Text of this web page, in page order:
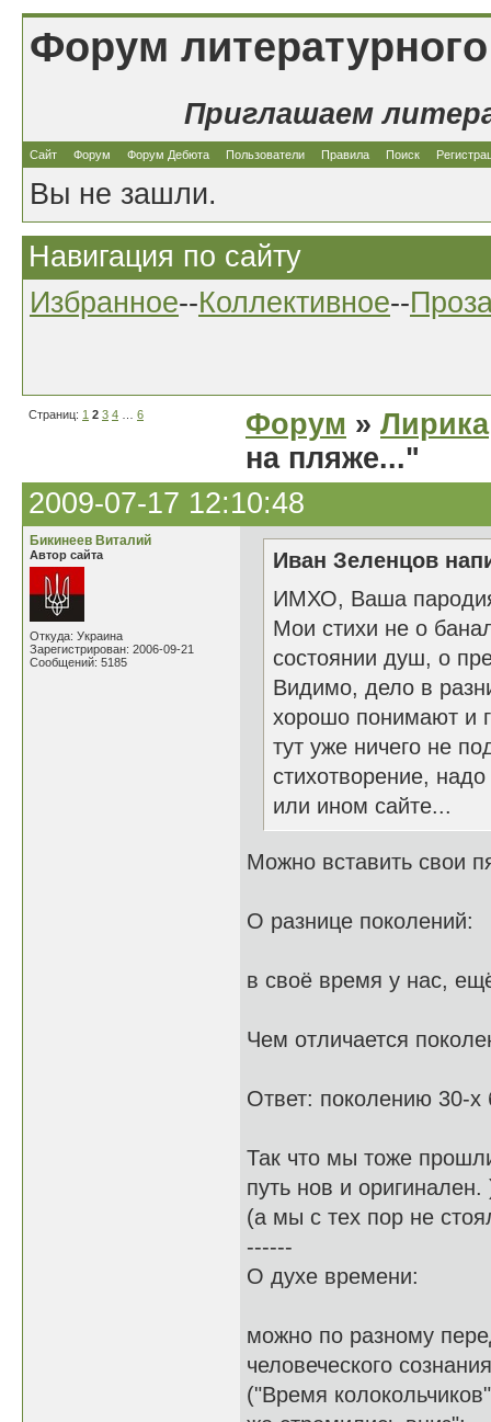
Форум
Приглашаем
Сайт Форум Форум Дебюта Пользователи Правила Поиск
Вы не зашли.
Навигация по сайту
Избранное--Коллективное--
Страниц: 1 2 3 4 6 Форум » Лирика
на пляже..."
2009-07-17 12:10:48
Бикинеев Виталий
Автор сайта
Откуда: Украина
Зарегистрирован: 2006-09-21
Сообщений: 5185
Иван Зеленцов
ИМХО, Ваша пародия
Мои стихи не о
состоянии душ, о
Видимо, дело в
хорошо понимают и
тут уже ничего не
стихотворение,
или ином сайте...
Можно вставить свои
О разнице поколений:
в своё время у нас,
Чем отличается
Ответ: поколению 30-х
Так что мы тоже
путь нов и оригинален.
(а мы с тех пор не
------
О духе времени:
можно по разному
человеческого
("Время